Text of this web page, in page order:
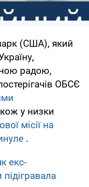
(США), який
радою,
ОБСЄ
у низки
місії на
.
екс-